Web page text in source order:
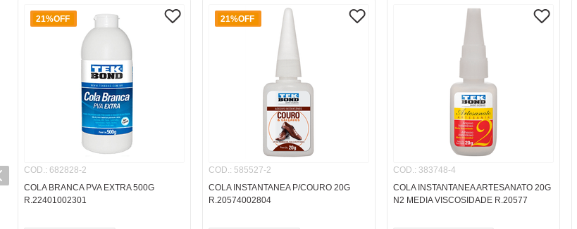
21%OFF
COD.: 682828-2
COLA BRANCA PVA EXTRA 500G
R.22401002301
21%OFF
COD.: 585527-2
COLA INSTANTANEA P/COURO 20G
R.20574002804
COD.: 383748-4
COLA INSTANTANEA ARTESANATO 20G
N2 MEDIA VISCOSIDADE R.20577